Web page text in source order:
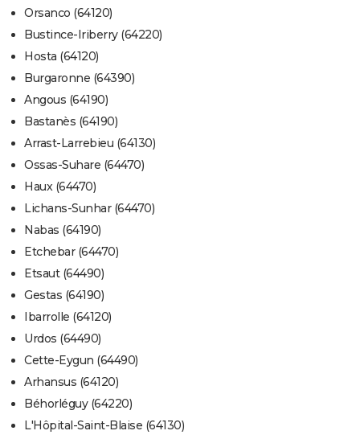
Orsanco (64120)
Bustince-Iriberry (64220)
Hosta (64120)
Burgaronne (64390)
Angous (64190)
Bastanès (64190)
Arrast-Larrebieu (64130)
Ossas-Suhare (64470)
Haux (64470)
Lichans-Sunhar (64470)
Nabas (64190)
Etchebar (64470)
Etsaut (64490)
Gestas (64190)
Ibarrolle (64120)
Urdos (64490)
Cette-Eygun (64490)
Arhansus (64120)
Béhorléguy (64220)
L'Hôpital-Saint-Blaise (64130)